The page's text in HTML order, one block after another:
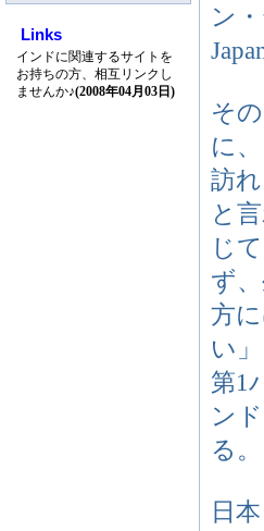
Links
インドに関連するサイトを
お持ちの方、相互リンクし
ませんか♪(2008年04月03日)
ン
そ
に
訪
と
じ
ず
方
い
第1
ン
る。
日